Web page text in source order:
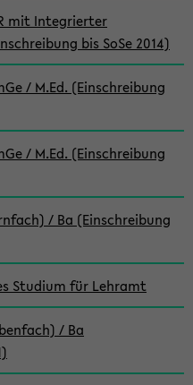
mit Integrierter
bis SoSe 2014)
/ M.Ed. (Einschreibung
/ M.Ed. (Einschreibung
/ Ba (Einschreibung
Studium für Lehramt
/ Ba